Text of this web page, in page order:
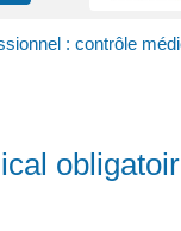
: contrôle